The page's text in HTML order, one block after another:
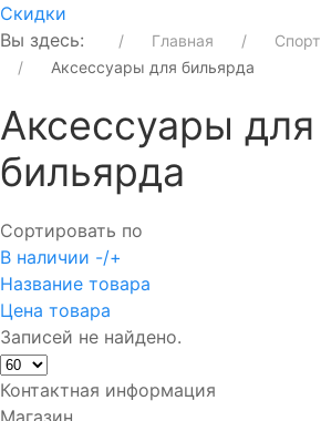
Скидки
Вы здесь:
Главная Спорт
Аксессуары для бильярда
Аксессуары для
бильярда
Сортировать по
В наличии -/+
Название товара
Цена товара
Записей не найдено.
Контактная информация